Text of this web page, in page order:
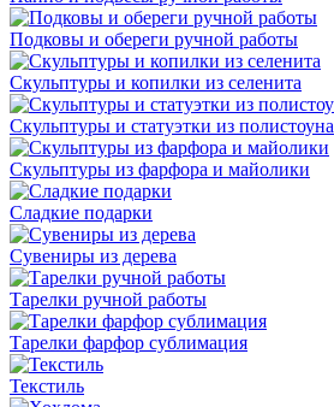
Подковы и обереги ручной работы
Скульптуры и копилки из селенита
Скульптуры и статуэтки из полистоуна
Скульптуры из фарфора и майолики
Сладкие подарки
Сувениры из дерева
Тарелки ручной работы
Тарелки фарфор сублимация
Текстиль